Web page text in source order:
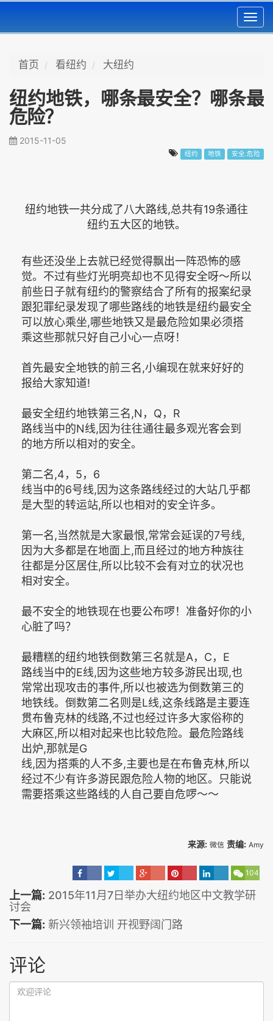
首页 看纽约 大纽约
纽约地铁，哪条最安全？哪条最
危险？
2015-11-05
纽约 地铁 安全.危险
纽约地铁一共分成了八大路线,总共有19条通往
纽约五大区的地铁。
有些还没坐上去就已经觉得飘出一阵恐怖的感
觉。不过有些灯光明亮却也不见得安全呀～所以
前些日子就有纽约的警察结合了所有的报案纪录
跟犯罪纪录发现了哪些路线的地铁是纽约最安全
可以放心乘坐,哪些地铁又是最危险如果必须搭
乘这些那就只好自己小心一点呀！
首先最安全地铁的前三名,小编现在就来好好的
报给大家知道!
最安全纽约地铁第三名,N，Q，R
路线当中的N线,因为往往通往最多观光客会到
的地方所以相对的安全。
第二名,4，5，6
线当中的6号线,因为这条路线经过的大站几乎都
是大型的转运站,所以也相对的安全许多。
第一名,当然就是大家最恨,常常会延误的7号线,
因为大多都是在地面上,而且经过的地方种族往
往都是分区居住,所以比较不会有对立的状况也
相对安全。
最不安全的地铁现在也要公布啰！准备好你的小
心脏了吗？
最糟糕的纽约地铁倒数第三名就是A，C，E
路线当中的E线,因为这些地方较多游民出现,也
常常出现攻击的事件,所以也被选为倒数第三的
地铁线。倒数第二名则是L线,这条线路是主要连
贯布鲁克林的线路,不过也经过许多大家俗称的
大麻区,所以相对起来也比较危险。最危险路线
出炉,那就是G
线,因为搭乘的人不多,主要也是在布鲁克林,所以
经过不少有许多游民跟危险人物的地区。只能说
需要搭乘这些路线的人自己要自危啰～～
来源: 微信 责编: Amy
104
上一篇: 2015年11月7日举办大纽约地区中文教学研
讨会
下一篇: 新兴领袖培训 开视野阔门路
评论